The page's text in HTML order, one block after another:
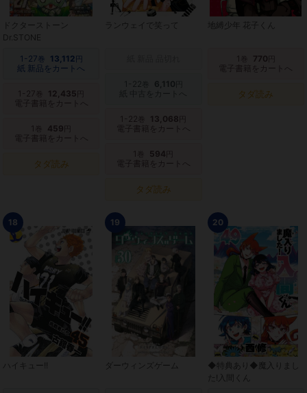
ドクターストーン
Dr.STONE
1-27巻 13,112 円
紙 新品をカートへ
1-27 12,435
電子書籍をカートへ
1 459
電子書籍をカートへ
タダ読み
ランウェイで笑って
1-22 6,110
紙 中古をカートへ
1-22 13,068
電子書籍をカートへ
1 594
電子書籍をカートへ
タダ読み
地縛少年 花子くん
1 770
電子書籍をカートへ
タダ読み
18
ハイキュー!!
19
ダーウィンズゲーム
20
◆特典あり◆魔入りまし
た!入間くん